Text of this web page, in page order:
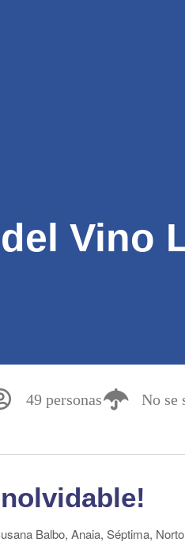
Vino
49 personas No se
Balbo, Anaia, Séptima,